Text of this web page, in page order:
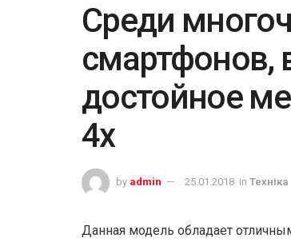
Среди
смартфонов,
достойное
4x
by admin 25.01.2018 in Техніка
Данная модель обладает